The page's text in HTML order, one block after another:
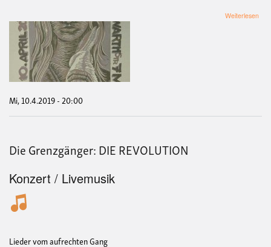
Weiterlesen
Mi, 10.4.2019 - 20:00
Die Grenzgänger: DIE REVOLUTION
Konzert / Livemusik
Lieder vom aufrechten Gang